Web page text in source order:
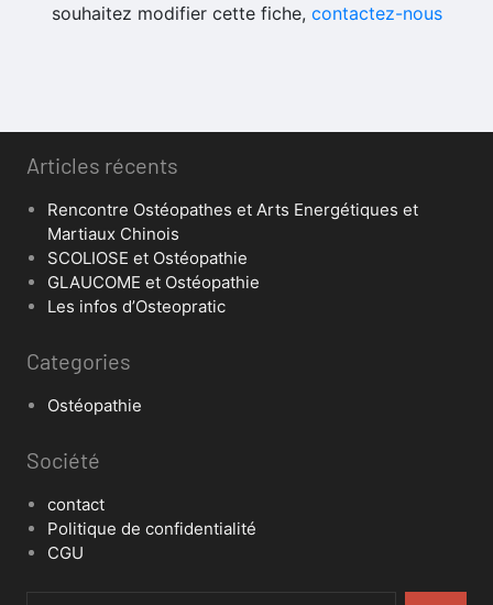
souhaitez modifier cette fiche, contactez-nous
Articles récents
Rencontre Ostéopathes et Arts Energétiques et
Martiaux Chinois
SCOLIOSE et Ostéopathie
GLAUCOME et Ostéopathie
Les infos d’Osteopratic
Categories
Ostéopathie
Société
contact
Politique de confidentialité
CGU